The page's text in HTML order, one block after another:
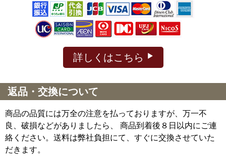
詳しくはこちら
返品・交換について
商品の品質には万全の注意を払っておりますが、万一不
良、破損などがありましたら、 商品到着後８日以内にご連
絡ください。送料は弊社負担にて、すぐに交換させていた
だきます。